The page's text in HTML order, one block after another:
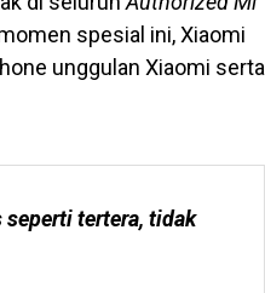
spesial ini, Xiaomi
unggulan Xiaomi serta
tertera, tidak